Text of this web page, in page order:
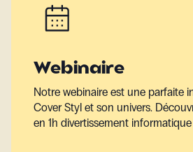
Webinaire
Notre webinaire est une parfaite
Cover Styl et son univers.
en 1h divertissement